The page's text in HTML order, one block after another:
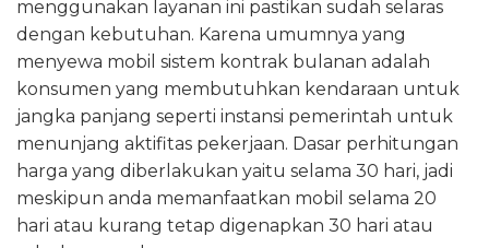
menggunakan layanan ini pastikan sudah selaras
dengan kebutuhan. Karena umumnya yang
menyewa mobil sistem kontrak bulanan adalah
konsumen yang membutuhkan kendaraan untuk
jangka panjang seperti instansi pemerintah untuk
menunjang aktifitas pekerjaan. Dasar perhitungan
harga yang diberlakukan yaitu selama 30 hari, jadi
meskipun anda memanfaatkan mobil selama 20
hari atau kurang tetap digenapkan 30 hari atau